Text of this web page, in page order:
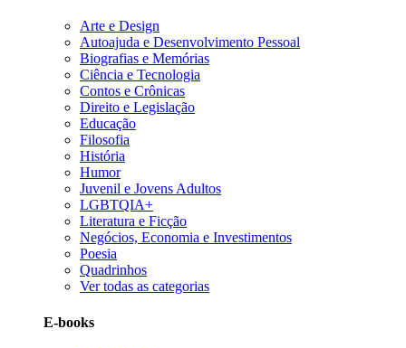
Arte e Design
Autoajuda e Desenvolvimento Pessoal
Biografias e Memórias
Ciência e Tecnologia
Contos e Crônicas
Direito e Legislação
Educação
Filosofia
História
Humor
Juvenil e Jovens Adultos
LGBTQIA+
Literatura e Ficção
Negócios, Economia e Investimentos
Poesia
Quadrinhos
Ver todas as categorias
E-books